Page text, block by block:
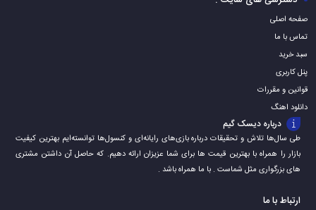
صفحه اصلی
تماس با ما
سبد خرید
پنل کاربری
قوانین و مقررات
دانلود اهنگ
درباره دیسک گیم
طی سال‌ها تلاش و تحقیقات درباره بازی‌های رایانه‌ای و کنسول‌ها توانسته‌ایم بهترین کیفیت
بازار را همراه با بهترین قیمت ها برای شما عزیزان ارائه دهیم. که حاصل آن داشتن مشتری
های بزرگواری مثل شماست . با ما همراه باشد .
ارتباط با ما